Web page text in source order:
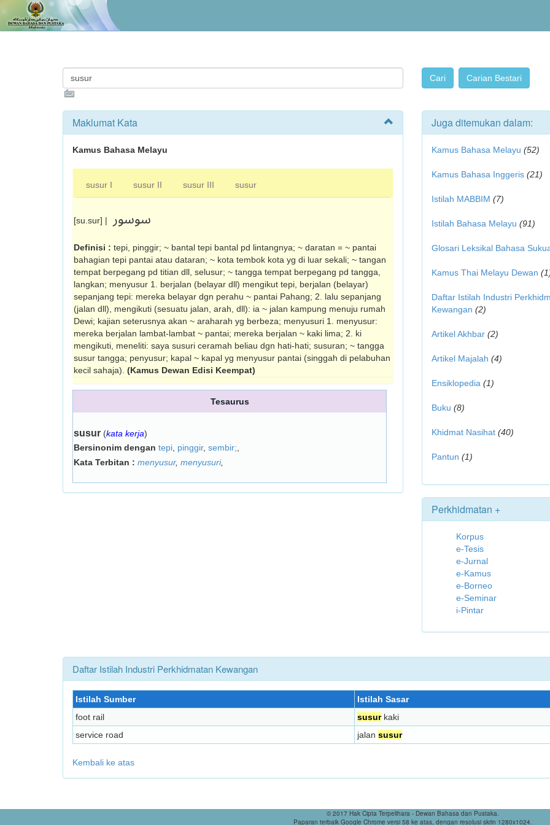
Maklumat Kata
Kamus Bahasa Melayu
susur I susur II susur III susur
[su.sur] | سوسور
Definisi : tepi, pinggir; ~ bantal tepi bantal pd lintangnya; ~ daratan = ~ pantai
bahagian tepi pantai atau dataran; ~ kota tembok kota yg di luar sekali; ~ tangan
tempat berpegang pd titian dll, selusur; ~ tangga tempat berpegang pd tangga,
langkan; menyusur 1. berjalan (belayar dll) mengikut tepi, berjalan (belayar)
sepanjang tepi: mereka belayar dgn perahu ~ pantai Pahang; 2. lalu sepanjang
(jalan dll), mengikuti (sesuatu jalan, arah, dll): ia ~ jalan kampung menuju rumah
Dewi; kajian seterusnya akan ~ arah­arah yg berbeza; menyusuri 1. menyusur:
mereka berjalan lambat-lambat ~ pantai; mereka berjalan ~ kaki lima; 2. ki
mengikuti, meneliti: saya susuri ceramah beliau dgn hati-hati; susuran; ~ tangga
susur tangga; penyusur; kapal ~ kapal yg menyusur pantai (singgah di pelabuhan
kecil sahaja). (Kamus Dewan Edisi Keempat)
Tesaurus
susur (kata kerja)
Bersinonim dengan tepi pinggir, sembir;
Kata Terbitan : menyusur, menyusuri,
Juga ditemukan dalam:
Kamus Bahasa Melayu (52)
Kamus Bahasa Inggeris (21)
Istilah MABBIM (7)
Istilah Bahasa Melayu (91)
Glosari Leksikal Bahasa
Kamus Thai Melayu Dewan
Daftar Istilah Industri
Kewangan (2)
Artikel Akhbar (2)
Artikel Majalah (4)
Ensiklopedia (1)
Buku (8)
Khidmat Nasihat (40)
Pantun (1)
Perkhidmatan +
Korpus
e-Tesis
e-Jurnal
e-Kamus
e-Borneo
e-Seminar
i-Pintar
Daftar Istilah Industri Perkhidmatan Kewangan
Istilah Sumber Istilah Sasar
foot rail
susurkaki
service road
jalan susur
Kembali ke atas
© 2017 Hak Cipta Terpelihara - Dewan Bahasa dan Pustaka.
Paparan terbaik Google Chrome versi 58 ke atas, dengan resolusi skrin 1280x1024.